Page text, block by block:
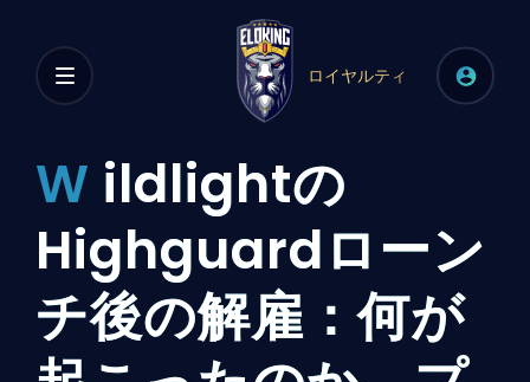
ロイヤルティ
W ildlightの
Highguardローン
チ後の解雇：何が